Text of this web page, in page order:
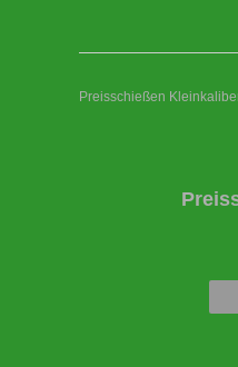
Preisschießen